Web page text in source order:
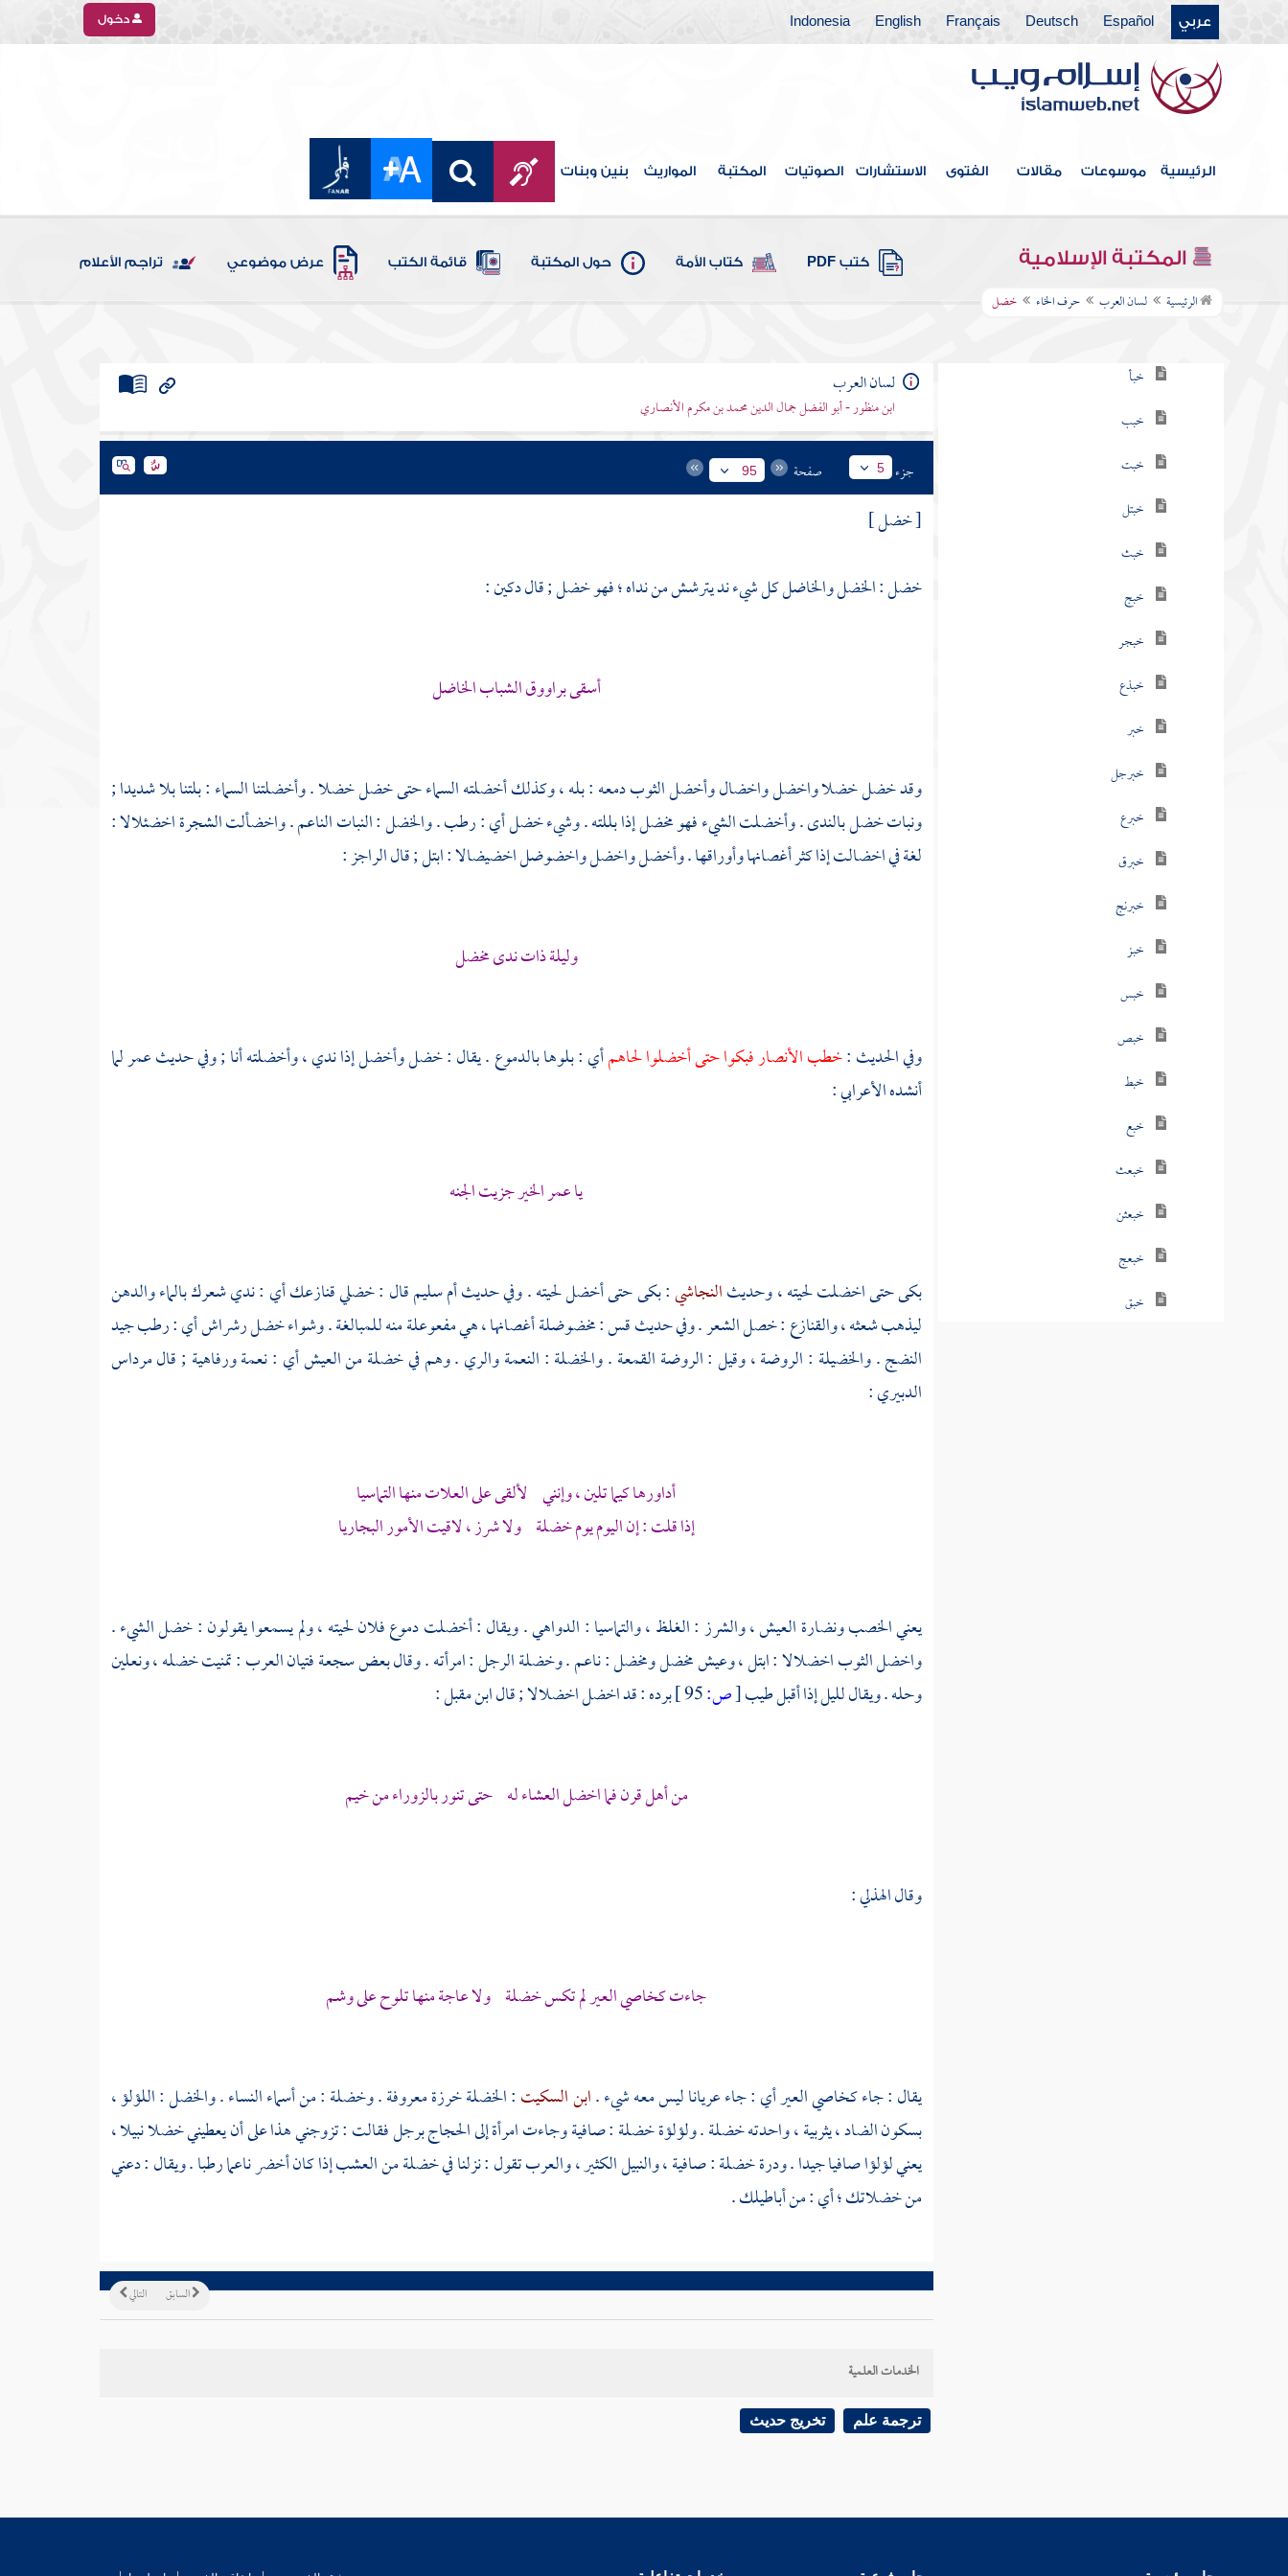
عربي Español
Deutsch
Français
English
Indonesia دخول
الرئيسية موسوعات مقالات الفتوى الاستشارات الصوتيات المكتبة المواريث بنين وبنات
المكتبة الإسلامية كتب PDF كتاب الأمة حول المكتبة قائمة الكتب عرض موضوعي تراجم الأعلام
الرئيسية لسان العرب حرف الخاء خضل
حرف الألف
حرف الباء
حرف التاء
حرف الثاء
حرف الجيم
حرف الحاء
حرف الخاء
خبأ
خبب
خبت
خبتل
خبث
خبج
خبجر
خبذع
خبر
خبرجل
خبرع
خبرق
خبرنج
خبز
خبس
خبص
خبط
خبع
خبعث
خبعثن
خبعج
خبق
لسان العرب
ابن منظور - أبو الفضل جمال الدين محمد بن مكرم الأنصاري
جزء 5 صفحة 95
[ خضل ]
خضل : الخضل والخاضل كل شيء ند يترشش من نداه ؛ فهو خضل ; قالدكين:
أسقى براووق الشباب الخاضل
وقد خضل خضلا واخضل واخضال وأخضل الثوب دمعه : بله ، وكذلك أخضلته السماء حتى خضل خضلا . وأخضلتنا السماء : بلتنا بلا شديدا ;
ونبات خضل بالندى . وأخضلت الشيء فهو مخضل إذا بللته . وشيء خضل أي : رطب . والخضل : النبات الناعم . واخضألت الشجرة اخضئلالا :
لغة في اخضالت إذا كثر أغصانها وأوراقها . وأخضل واخضل واخضوضل اخضيضالا : ابتل ; قال الراجز :
وليلة ذات ندى مخضل
وفي الحديث :خطب الأنصار فبكوا حتى أخضلوا لحاهمأي : بلوها بالدموع . يقال : خضل وأخضل إذا ندي ، وأخضلته أنا ; وفي حديثعمرلما
أنشده الأعرابي :
ياعمرالخير جزيت الجنه
بكى حتى اخضلت لحيته ، وحديثالنجاشي: بكى حتى أخضل لحيته . وفي حديثأم سليمقال : خضلي قنازعك أي : ندي شعرك بالماء والدهن
ليذهب شعثه ، والقنازع : خصل الشعر . وفي حديثقس: مخضوضلة أغصانها ، هي مفعوعلة منه للمبالغة . وشواء خضل رشراش أي : رطب جيد
النضج . والخضيلة : الروضة ، وقيل : الروضة القمعة . والخضلة : النعمة والري . وهم في خضلة من العيش أي : نعمة ورفاهية ; قالمرداس
الدبيري:
أداورها كيما تلين ، وإنني لألقى على العلات منها التماسيا
إذا قلت : إن اليوم يوم خضلة ولا شرز ، لاقيت الأمور البجاريا
يعني الخصب ونضارة العيش ، والشرز : الغلظ ، والتماسيا : الدواهي . ويقال : أخضلت دموع فلان لحيته ، ولم يسمعوا يقولون : خضل الشيء .
واخضل الثوب اخضلالا : ابتل ، وعيش مخضل ومخضل : ناعم . وخضلة الرجل : امرأته . وقال بعض سجعة فتيان العرب : تمنيت خضله ، ونعلين
وحله . ويقال لليل إذا أقبل طيب[ص: برده : قد اخضل اخضلالا ; قالابن مقبل:
من أهل قرن فما اخضل العشاء له حتى تنور بالزوراء من خيم
وقالالهذلي:
جاءت كخاصي العير لم تكس خضلة ولا عاجة منها تلوح على وشم
يقال : جاء كخاصي العير أي : جاء عريانا ليس معه شيء .ابن السكيت: الخضلة خرزة معروفة . وخضلة : من أسماء النساء . والخضل : اللؤلؤ ،
بسكون الضاد ، يثربية ، واحدته خضلة . ولؤلؤة خضلة : صافية وجاءت امرأة إلىالحجاجبرجل فقالت : تزوجني هذا على أن يعطيني خضلا نبيلا ،
يعني لؤلؤا صافيا جيدا . ودرة خضلة : صافية ، والنبيل الكثير ، والعرب تقول : نزلنا في خضلة من العشب إذا كان أخضر ناعما رطبا . ويقال : دعني
من خضلاتك ؛ أي : من أباطيلك .
التالي السابق
الخدمات العلمية
ترجمة علم تخريج حديث